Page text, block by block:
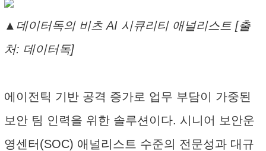
▲데이터독의 비츠 AI 시큐리티 애널리스트 [출
처: 데이터독]
에이전틱 기반 공격 증가로 업무 부담이 가중된
보안 팀 인력을 위한 솔루션이다. 시니어 보안운
영센터(SOC) 애널리스트 수준의 전문성과 대규